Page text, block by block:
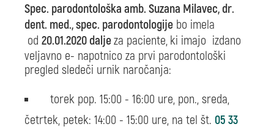
Spec. parodontološka amb. Suzana Milavec, dr.
dent. med., spec. parodontologije bo imela
od 20.01.2020 daljeza paciente, ki imajo izdano
veljavno e- napotnico za prvi parodontološki
pregled sledeči urnik naročanja:
torek pop. 15:00 - 16:00 ure, pon., sreda,
četrtek, petek: 14:00 - 15:00 ure, na tel št. 05 33